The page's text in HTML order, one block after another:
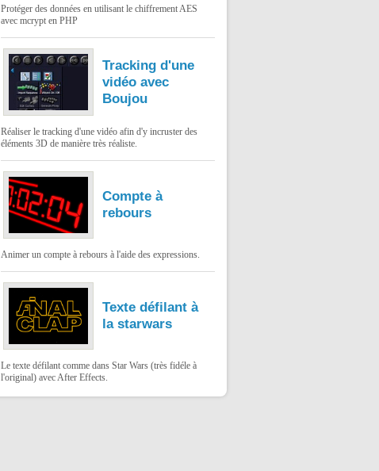
Protéger des données en utilisant le chiffrement AES
avec mcrypt en PHP
Tracking d'une
vidéo avec
Boujou
Réaliser le tracking d'une vidéo afin d'y incruster des
éléments 3D de manière très réaliste.
Compte à
rebours
Animer un compte à rebours à l'aide des expressions.
Texte défilant à
la starwars
Le texte défilant comme dans Star Wars (très fidéle à
l'original) avec After Effects.